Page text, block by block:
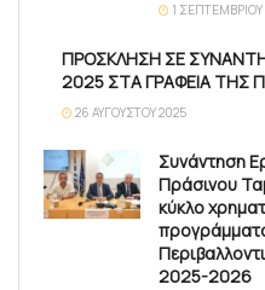
1 ΣΕΠΤΕΜΒΡΊΟΥ
ΠΡΟΣΚΛΗΣΗ ΣΕ
2025 ΣΤΑ ΓΡΑΦΕΙΑ ΤΗΣ
26 ΑΥΓΟΎΣΤΟΥ 2025
Συνάντηση
Πράσινου
κύκλο
2025-2026